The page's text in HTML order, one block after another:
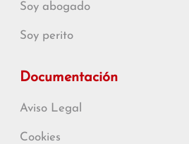
Soy abogado
Soy perito
Documentación
Aviso Legal
Cookies